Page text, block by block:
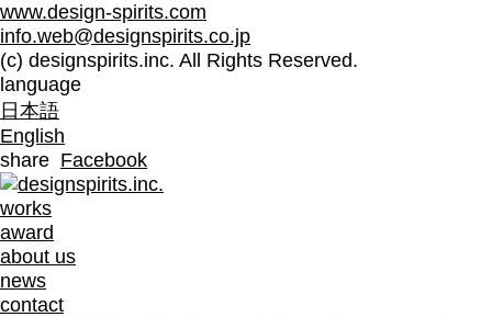
www.design-spirits.com
info.web@designspirits.co.jp
(c) designspirits.inc. All Rights Reserved.
language
日本語
English
share Facebook
works
award
about us
news
contact